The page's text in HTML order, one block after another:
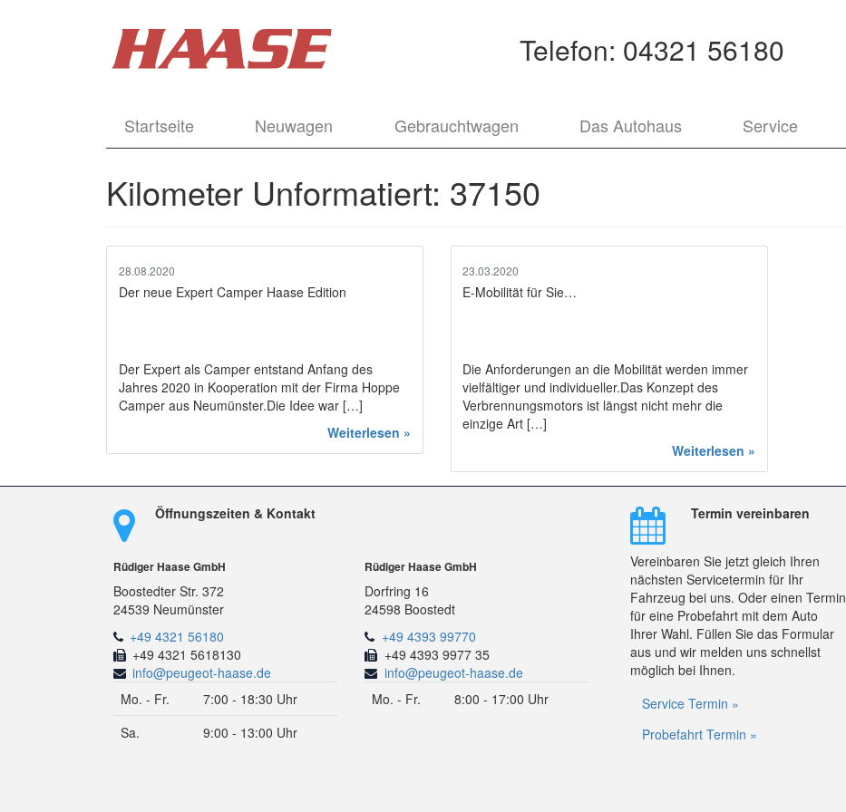
Telefon: 04321 56180
Startseite Neuwagen Gebrauchtwagen Das Autohaus Service
Kilometer Unformatiert: 37150
28.08.2020
Der neue Expert Camper Haase Edition
Der Expert als Camper entstand Anfang des
Jahres 2020 in Kooperation mit der Firma Hoppe
Camper aus Neumünster.Die Idee war […]
Weiterlesen »
23.03.2020
E-Mobilität für Sie…
Die Anforderungen an die Mobilität werden immer
vielfältiger und individueller.Das Konzept des
Verbrennungsmotors ist längst nicht mehr die
einzige Art […]
Weiterlesen »
Öffnungszeiten & Kontakt
Rüdiger Haase GmbH
Boostedter Str. 372
24539 Neumünster
+49 4321 56180
+49 4321 5618130
info@peugeot-haase.de
Mo. - Fr.
7:00 - 18:30 Uhr
Sa.
9:00 - 13:00 Uhr
Rüdiger Haase GmbH
Dorfring 16
24598 Boostedt
+49 4393 99770
+49 4393 9977 35
info@peugeot-haase.de
Mo. - Fr.
8:00 - 17:00 Uhr
Termin vereinbaren
Vereinbaren Sie jetzt gleich Ihren
nächsten Servicetermin für Ihr
Fahrzeug bei uns. Oder einen Termin
für eine Probefahrt mit dem Auto
Ihrer Wahl. Füllen Sie das Formular
aus und wir melden uns schnellst
möglich bei Ihnen.
Service Termin »
Probefahrt Termin »